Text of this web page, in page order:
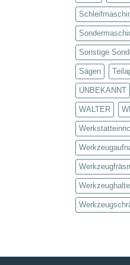
Sonstige
Sägen
UNBEKANNT
WALTER